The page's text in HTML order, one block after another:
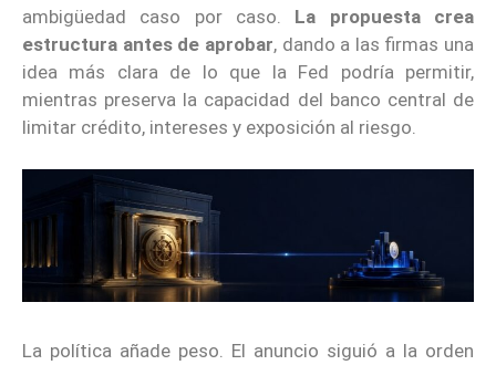
ambigüedad caso por caso. La propuesta crea
estructura antes de aprobar, dando a las firmas una
idea más clara de lo que la Fed podría permitir,
mientras preserva la capacidad del banco central de
limitar crédito, intereses y exposición al riesgo.
La política añade peso. El anuncio siguió a la orden